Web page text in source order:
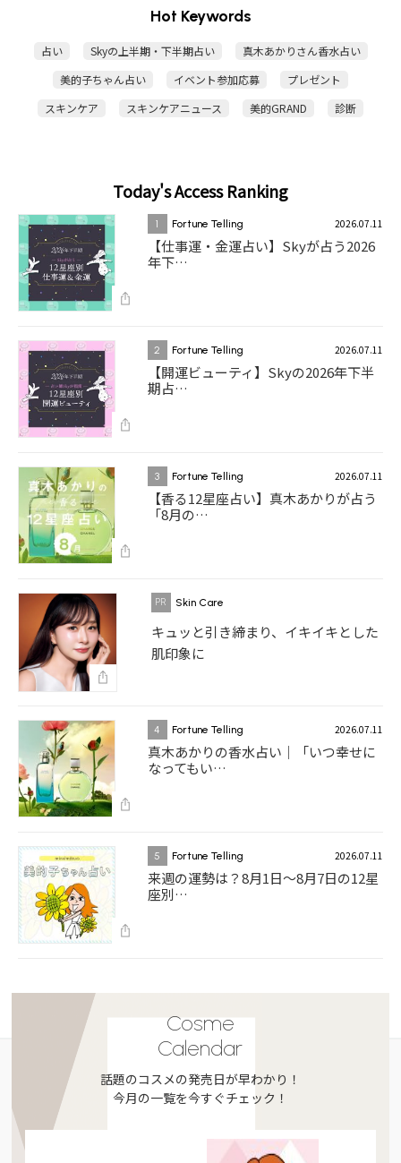
Hot Keywords
占い Skyの上半期・下半期占い
真木あかりさん香水占い
美的子ちゃん占い
イベント参加応募
プレゼント
スキンケア
スキンケアニュース 美的GRAND 診断
Today's Access Ranking
1 Fortune Telling 2026.07.11
【仕事運・金運占い】Skyが占う2026
年下…
2 Fortune Telling 2026.07.11
【開運ビューティ】Skyの2026年下半
期占…
3 Fortune Telling 2026.07.11
【香る12星座占い】真木あかりが占う
「8月の…
Skin Care
キュッと引き締まり、イキイキとした
肌印象に
4 Fortune Telling 2026.07.11
真木あかりの香水占い｜「いつ幸せに
なってもい…
5 Fortune Telling 2026.07.11
来週の運勢は？8月1日～8月7日の12星
座別…
Cosme
Calendar
話題のコスメの発売日が早わかり！
今月の一覧を今すぐチェック！